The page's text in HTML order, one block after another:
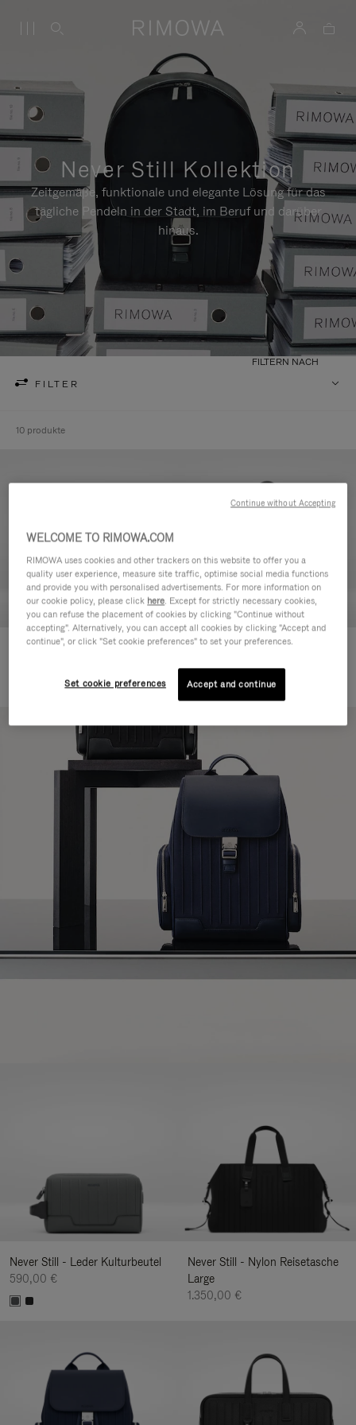
Never Still Kollektion
Zeitgemäße, funktionale und elegante Lösung für das
tägliche Pendeln in der Stadt, im Beruf und darüber
hinaus.
FILTER
FILTERN NACH
10 produkte
Never Still - Leder Kulturbeutel
Never Still - Leder Rucksack
Large
1.850,00 €
Never Still - Leder Kulturbeutel
590,00 €
Never Still - Nylon Reisetasche
Large
1.350,00 €
WELCOME TO RIMOWA.COM
RIMOWA uses cookies and other trackers on this website to offer you a
quality user experience, measure site traffic, optimise social media functions
and provide you with personalised advertisements. For more information on
our cookie policy, please click here. Except for strictly necessary cookies,
you can refuse the placement of cookies by clicking "Continue without
accepting". Alternatively, you can accept all cookies by clicking "Accept and
continue", or click "Set cookie preferences" to set your preferences.
Set cookie preferences Accept and continue
Continue without Accepting